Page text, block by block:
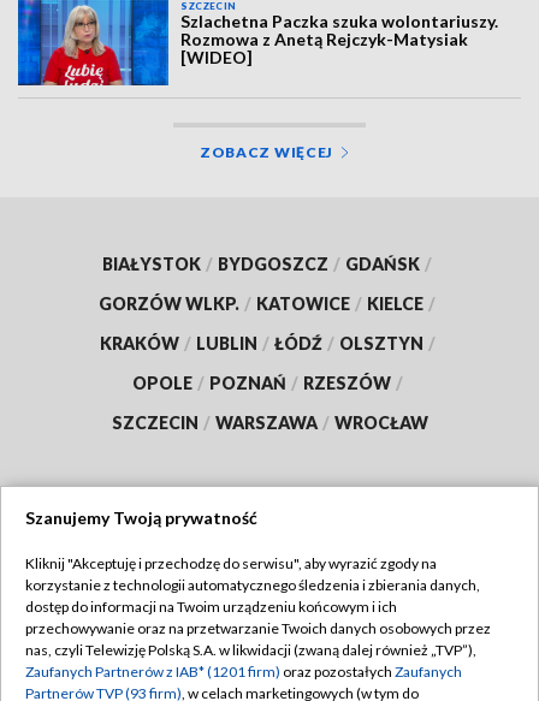
SZCZECIN
Szlachetna Paczka szuka wolontariuszy.
Rozmowa z Anetą Rejczyk-Matysiak
[WIDEO]
ZOBACZ WIĘCEJ
BIAŁYSTOK / BYDGOSZCZ / GDAŃSK /
GORZÓW WLKP. / KATOWICE / KIELCE /
KRAKÓW / LUBLIN / ŁÓDŹ / OLSZTYN /
OPOLE / POZNAŃ / RZESZÓW /
SZCZECIN / WARSZAWA / WROCŁAW
TVP
Abonament TVP
Emisja w TVP
Regulamin TVP
Polityka prywatności
Szanujemy Twoją prywatność
Kliknij "Akceptuję i przechodzę do serwisu", aby wyrazić zgody na
korzystanie z technologii automatycznego śledzenia i zbierania danych,
dostęp do informacji na Twoim urządzeniu końcowym i ich
przechowywanie oraz na przetwarzanie Twoich danych osobowych przez
nas, czyli Telewizję Polską S.A. w likwidacji (zwaną dalej również „TVP”),
Zaufanych Partnerów z IAB* (1201 firm) oraz pozostałych Zaufanych
Partnerów TVP (93 firm), w celach marketingowych (w tym do